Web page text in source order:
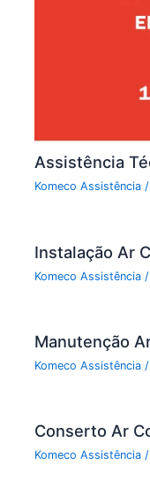
Assistência
Komeco Assistência
Instalação Ar
Komeco Assistência
Manutenção
Komeco Assistência
Conserto Ar
Komeco Assistência